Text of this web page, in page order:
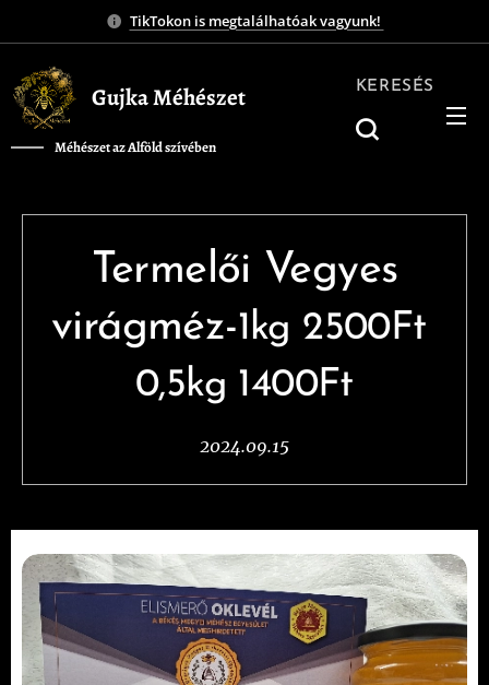
TikTokon is megtalálhatóak vagyunk!
Gujka Méhészet
Méhészet az Alföld szívében
KERESÉS
Termelői Vegyes
virágméz-1kg 2500Ft
0,5kg 1400Ft
2024.09.15